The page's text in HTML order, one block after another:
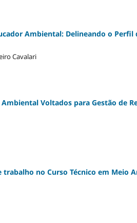
Ambiental: Delineando o Perfil
Cavalari
Voltados para Gestão de
no Curso Técnico em Meio